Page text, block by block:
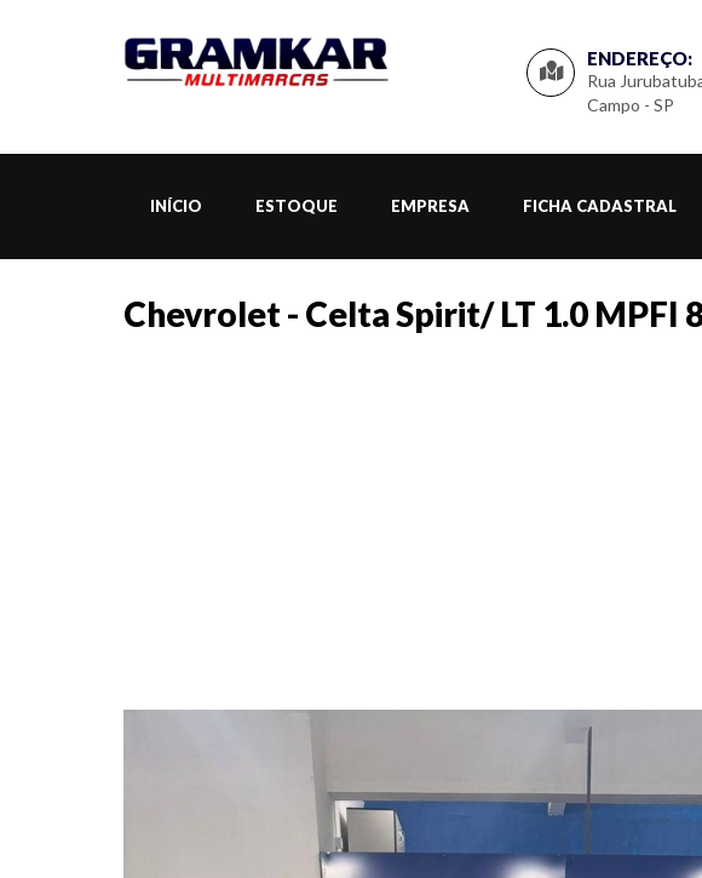
ENDEREÇO:
Rua
Campo - SP
INÍCIO ESTOQUE EMPRESA FICHA CADASTRAL
Chevrolet - Celta Spirit/ LT 1.0 MPFI